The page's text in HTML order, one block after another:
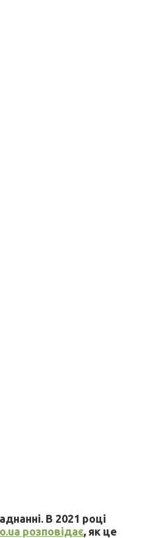
В 2021 році
розповідає, як це